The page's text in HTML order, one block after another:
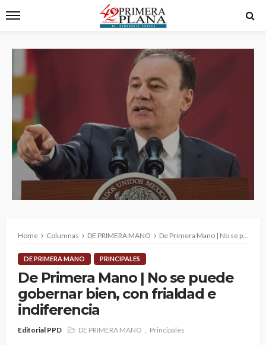
Home Columnas DE PRIMERA MANO De Primera Mano | No se puede gobernar bien, con frialdad e indiferencia
DE PRIMERA MANO PRINCIPALES
De Primera Mano | No se puede
gobernar bien, con frialdad e
indiferencia
Editorial PPD DE PRIMERA MANO Principales